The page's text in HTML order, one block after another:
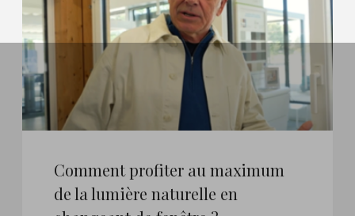
Comment profiter au maximum
de la lumière naturelle en